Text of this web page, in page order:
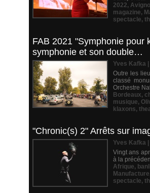
2022,
magazine,
spectacle,
FAB 2021 "Symphonie pour
symphonie et son double…
Yves Kafka
Outre les
classé
Orchestre
Bordeaux,
musique,
klaxons,
"Chronic(s) 2" Arrêts sur
Yves Kafka
Vingt ans
à la
Afrique,
Manufacture
spectacle,